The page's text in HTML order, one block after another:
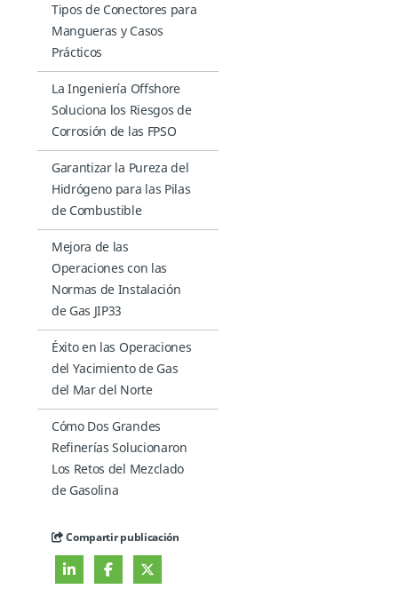
Tipos de Conectores para
Mangueras y Casos
Prácticos
La Ingeniería Offshore
Soluciona los Riesgos de
Corrosión de las FPSO
Garantizar la Pureza del
Hidrógeno para las Pilas
de Combustible
Mejora de las
Operaciones con las
Normas de Instalación
de Gas JIP33
Éxito en las Operaciones
del Yacimiento de Gas
del Mar del Norte
Cómo Dos Grandes
Refinerías Solucionaron
Los Retos del Mezclado
de Gasolina
Compartir publicación